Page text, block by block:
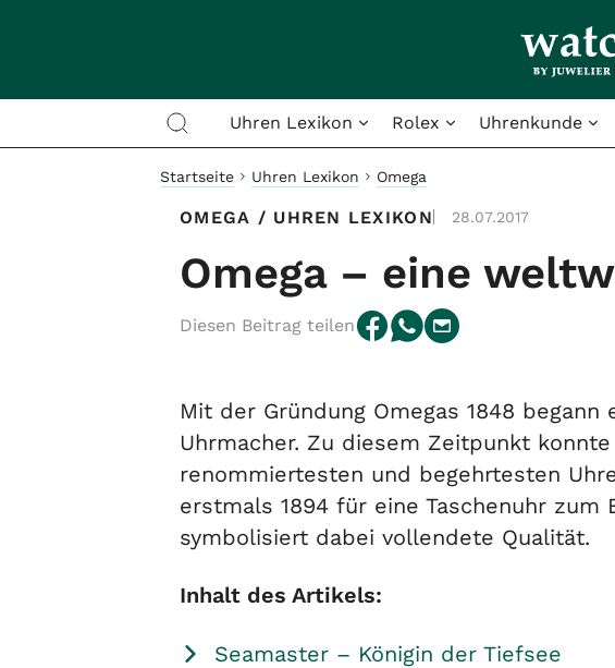
Uhren Lexikon Rolex Uhrenkunde
Startseite Uhren Lexikon Omega
OMEGA / UHREN LEXIKON 28.07.2017
Omega – eine
Diesen Beitrag teilen
Mit der Gründung Omegas 1848
Uhrmacher. Zu diesem Zeitpunkt
renommiertesten und begehrtesten
erstmals 1894 für eine Taschenuhr
symbolisiert dabei vollendete Qualität.
Inhalt des Artikels:
Seamaster – Königin der Tiefsee